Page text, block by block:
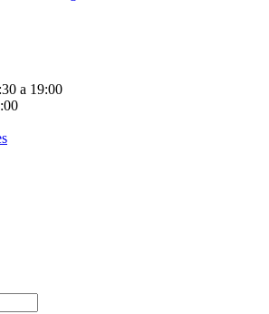
a 19:00